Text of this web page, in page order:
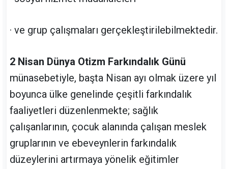
· ve grup çalışmaları gerçekleştirilebilmektedir.
2 Nisan Dünya Otizm Farkındalık Günü
münasebetiyle, başta Nisan ayı olmak üzere yıl
boyunca ülke genelinde çeşitli farkındalık
faaliyetleri düzenlenmekte; sağlık
çalışanlarının, çocuk alanında çalışan meslek
gruplarının ve ebeveynlerin farkındalık
düzeylerini artırmaya yönelik eğitimler